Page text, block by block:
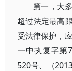
第一，大
超过法定最高
受法律保护，
一中执复字第
520号、（